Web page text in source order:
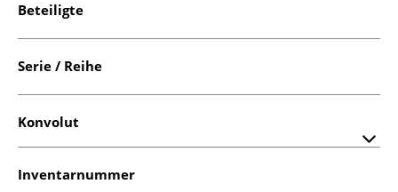
Beteiligte
Serie / Reihe
Konvolut
Inventarnummer